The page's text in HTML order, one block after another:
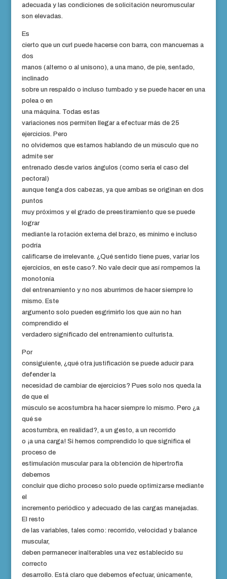
adecuada y las condiciones de solicitación neuromuscular
son elevadas.
Es
cierto que un curl puede hacerse con barra, con mancuernas a
dos
manos (alterno o al unísono), a una mano, de pie, sentado,
inclinado
sobre un respaldo o incluso tumbado y se puede hacer en una
polea o en
una máquina. Todas estas
variaciones nos permiten llegar a efectuar más de 25
ejercicios. Pero
no olvidemos que estamos hablando de un músculo que no
admite ser
entrenado desde varios ángulos (como sería el caso del
pectoral)
aunque tenga dos cabezas, ya que ambas se originan en dos
puntos
muy próximos y el grado de preestiramiento que se puede
lograr
mediante la rotación externa del brazo, es mínimo e incluso
podría
calificarse de irrelevante. ¿Qué sentido tiene pues, variar los
ejercicios, en este caso?. No vale decir que así rompemos la
monotonía
del entrenamiento y no nos aburrimos de hacer siempre lo
mismo. Este
argumento solo pueden esgrimirlo los que aún no han
comprendido el
verdadero significado del entrenamiento culturista.
Por
consiguiente, ¿qué otra justificación se puede aducir para
defender la
necesidad de cambiar de ejercicios? Pues solo nos queda la
de que el
músculo se acostumbra ha hacer siempre lo mismo. Pero ¿a
qué se
acostumbra, en realidad?, a un gesto, a un recorrido
o ¡a una carga! Si hemos comprendido lo que significa el
proceso de
estimulación muscular para la obtención de hipertrofia
debemos
concluir que dicho proceso solo puede optimizarse mediante
el
incremento periódico y adecuado de las cargas manejadas.
El resto
de las variables, tales como: recorrido, velocidad y balance
muscular,
deben permanecer inalterables una vez establecido su
correcto
desarrollo. Está claro que debemos efectuar, únicamente,